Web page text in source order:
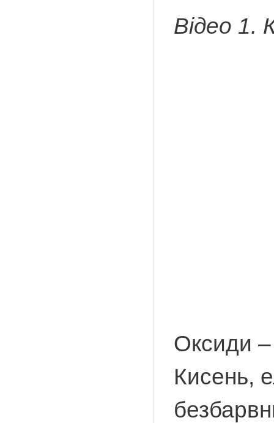
Відео 1.
Оксиди –
Кисень,